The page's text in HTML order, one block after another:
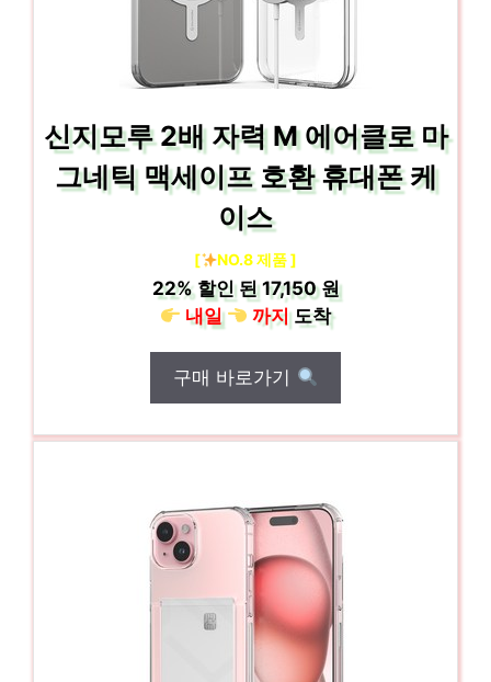
신지모루 2배 자력 M 에어클로 마
그네틱 맥세이프 호환 휴대폰 케
이스
[ NO.8 제품 ]
22%할인 된17,150 원
내일
까지도착
구매 바로가기